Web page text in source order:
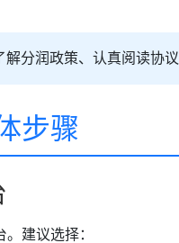
分润政策、认真阅读协议
步骤
建议选择：